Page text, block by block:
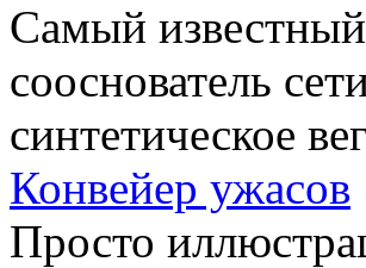
Самый
сооснователь
синтетическое
Конвейер ужасов
Просто